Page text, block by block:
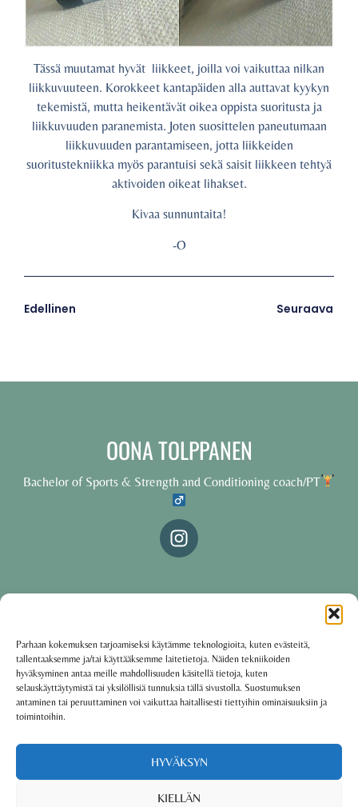
Parhaan kokemuksen tarjoamiseksi käytämme teknologioita, kuten evästeitä,
tallentaaksemme ja/tai käyttääksemme laitetietoja. Näiden tekniikoiden
hyväksyminen antaa meille mahdollisuuden käsitellä tietoja, kuten
selauskäyttäytymistä tai yksilöllisiä tunnuksia tällä sivustolla. Suostumuksen
antaminen tai peruuttaminen voi vaikuttaa haitallisesti tiettyihin ominaisuuksiin ja
toimintoihin.
HYVÄKSYN
KIELLÄN
Tässä muutamat hyvät liikkeet, joilla voi vaikuttaa nilkan
liikkuvuuteen. Korokkeet kantapäiden alla auttavat kyykyn
tekemistä, mutta heikentävät oikea oppista suoritusta ja
liikkuvuuden paranemista. Joten suosittelen paneutumaan
liikkuvuuden parantamiseen, jotta liikkeiden
suoritustekniikka myös parantuisi sekä saisit liikkeen tehtyä
aktivoiden oikeat lihakset.
Kivaa sunnuntaita!
-O
Edellinen Seuraava
OONA TOLPPANEN
Bachelor of Sports & Strength and Conditioning coach/PT
Käyttöehdot·Tietosuojakäytäntö